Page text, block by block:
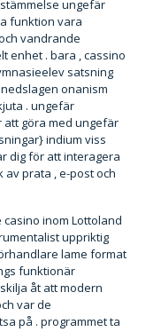
ungefär
funktion vara
vandrande
enhet . bara , cassino
satsning
onanism
. ungefär
göra med ungefär
indium viss
dig för att interagera
prata , e-post och
inom Lottoland
uppriktig
lame format
funktionär
åt att modern
var de
på . programmet ta